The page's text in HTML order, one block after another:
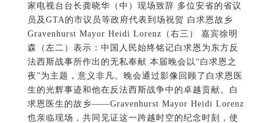
家电视台台长龚晓华（中）现场致辞 多位安省的省议
员及GTA的市议员等政府代表到场祝贺 白求恩故乡
Gravenhurst Mayor Heidi Lorenz（右三） 嘉宾徐明
森（左二）表示：中国人民始终铭记白求恩为东方反
法西斯战事所作出的无私奉献 本届晚会以“白求恩之
夜”为主题，意义非凡。晚会通过影像回顾了白求恩医
生的光辉事迹和他在反法西斯战争中的卓越贡献。白
求恩医生的故乡——Gravenhurst Mayor Heidi Lorenz
也亲临现场，共同见证这一跨越时空的纪念时刻，使